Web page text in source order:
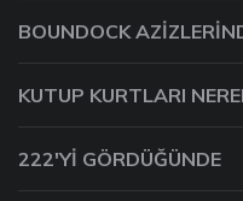
BOUNDOCK
KUTUP KURTLARI
222'YI GÖRDÜĞÜNDE